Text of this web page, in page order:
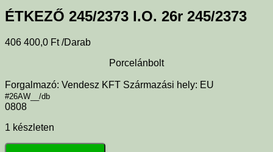
ÉTKEZŐ 245/2373 I.O. 26r 245/2373
406 400,0 Ft /Darab
Porcelánbolt
Forgalmazó: Vendesz KFT Származási hely: EU
#26AW__/db
0808
1 készleten